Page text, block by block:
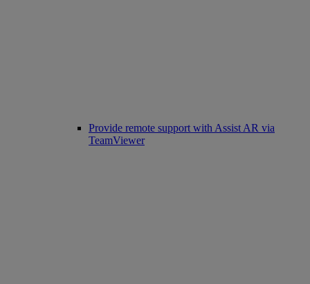
Provide remote support with Assist AR via
TeamViewer